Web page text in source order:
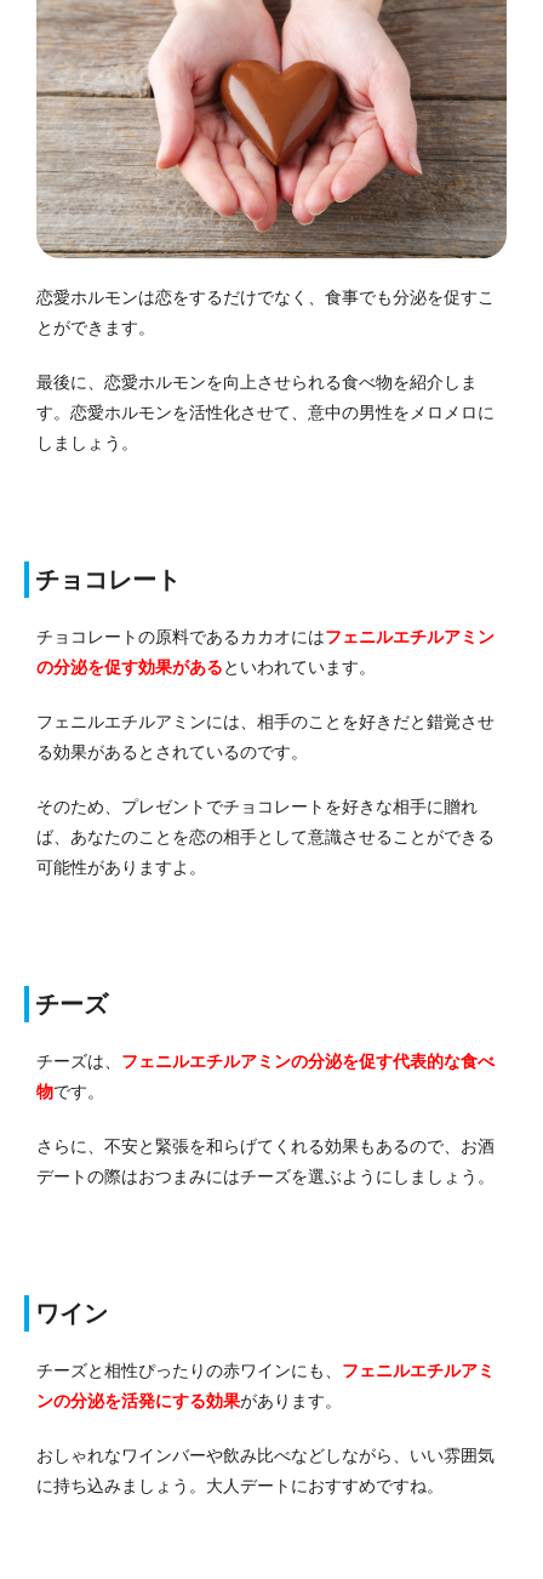
恋愛ホルモンは恋をするだけでなく、食事でも分泌を促すこ
とができます。
最後に、恋愛ホルモンを向上させられる食べ物を紹介しま
す。 恋愛ホルモンを活性化させて、意中の男性をメロメロに
しましょう。
チョコレート
チョコレートの原料であるカカオにはフェニルエチルアミン
の分泌を促す効果があるといわれています。
フェニルエチルアミンには、相手のことを好きだと錯覚させ
る効果があるとされているのです。
そのため、プレゼントでチョコレートを好きな相手に贈れ
ば、あなたのことを恋の相手として意識させることができる
可能性がありますよ。
チーズ
チーズは、 フェニルエチルアミンの分泌を促す代表的な食べ
物です。
さらに、不安と緊張を和らげてくれる効果もあるので、お酒
デートの際はおつまみにはチーズを選ぶようにしましょう。
ワイン
チーズと相性ぴったりの赤ワインにも、 フェニルエチルアミ
ンの分泌を活発にする効果があります。
おしゃれなワインバーや飲み比べなどしながら、いい雰囲気
に持ち込みましょう。 大人デートにおすすめですね。